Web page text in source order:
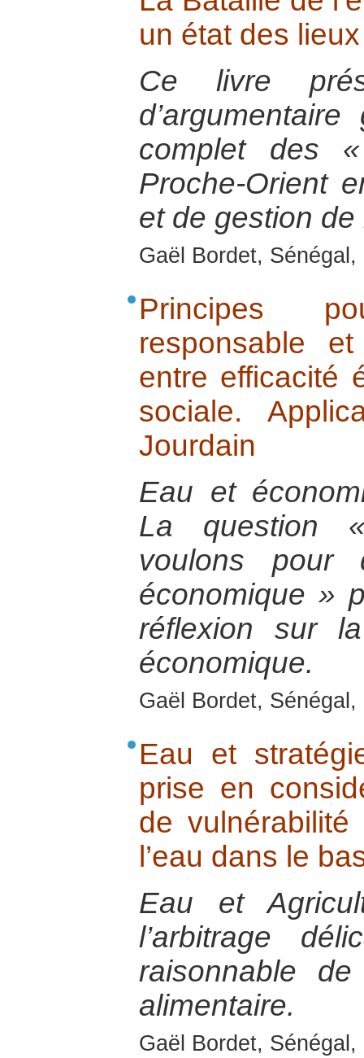
un état des
Ce livre
complet des
Proche-Orient
et de gestion de
Gaël Bordet,
Principes
responsable
entre efficacité
sociale.
Jourdain
Eau et
La question
voulons pour
économique »
réflexion sur
économique.
Gaël Bordet,
Eau et
prise en
de
l’eau dans le
Eau et
l’arbitrage
raisonnable
alimentaire.
Gaël Bordet,